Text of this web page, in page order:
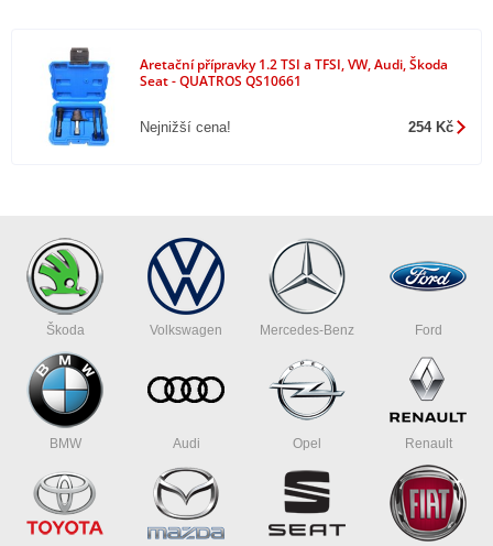
Aretační přípravky 1.2 TSI a TFSI, VW, Audi, Škoda
Seat - QUATROS QS10661
Nejnižší cena! 254 Kč
Škoda Volkswagen Mercedes-Benz Ford
BMW Audi Opel Renault